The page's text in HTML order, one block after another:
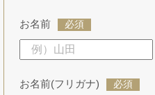
お名前 必須
お名前(フリガナ) 必須